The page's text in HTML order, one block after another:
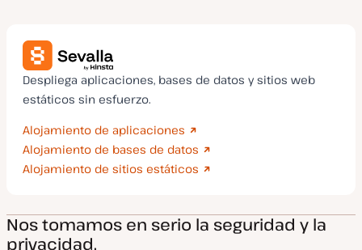
Despliega aplicaciones, bases de datos y sitios web
estáticos sin esfuerzo.
Alojamiento de aplicaciones
Alojamiento de bases de datos
Alojamiento de sitios estáticos
Nos tomamos en serio la seguridad y la
privacidad.